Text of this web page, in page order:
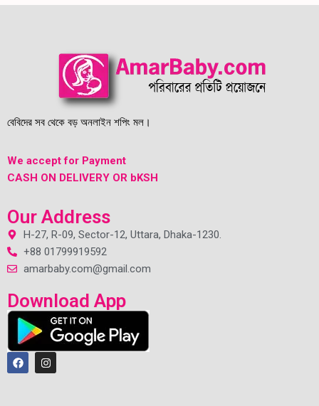
বেবিদের সব থেকে বড় অনলাইন শপিং মল।
We accept for Payment
CASH ON DELIVERY OR bKSH
Our Address
H-27, R-09, Sector-12, Uttara, Dhaka-1230.
+88 01799919592
amarbaby.com@gmail.com
Download App